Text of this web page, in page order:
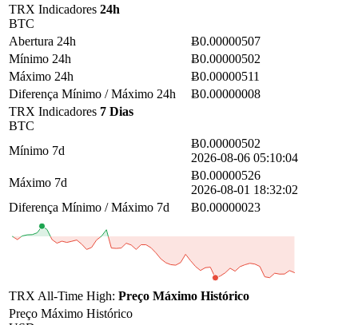
TRX Indicadores 24h
BTC
Abertura 24h
Ƀ0.00000507
Mínimo 24h
Ƀ0.00000502
Máximo 24h
Ƀ0.00000511
Diferença Mínimo / Máximo 24h
Ƀ0.00000008
TRX Indicadores 7 Dias
BTC
Mínimo 7d
Ƀ0.00000502
2026-08-06 05:10:04
Máximo 7d
Ƀ0.00000526
2026-08-01 18:32:02
Diferença Mínimo / Máximo 7d
Ƀ0.00000023
TRX All-Time High: Preço Máximo Histórico
Preço Máximo Histórico